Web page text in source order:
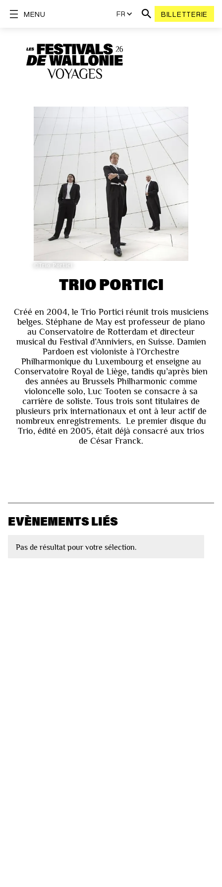
FR BILLETTERIE
MENU
©Trio Portici
TRIO PORTICI
Créé en 2004, le Trio Portici réunit trois musiciens
belges. Stéphane de May est professeur de piano
au Conservatoire de Rotterdam et directeur
musical du Festival d’Anniviers, en Suisse. Damien
Pardoen est violoniste à l’Orchestre
Philharmonique du Luxembourg et enseigne au
Conservatoire Royal de Liège, tandis qu’après bien
des années au Brussels Philharmonic comme
violoncelle solo, Luc Tooten se consacre à sa
carrière de soliste. Tous trois sont titulaires de
plusieurs prix internationaux et ont à leur actif de
nombreux enregistrements. Le premier disque du
Trio, édité en 2005, était déjà consacré aux trios
de César Franck.
EVÈNEMENTS LIÉS
Pas de résultat pour votre sélection.